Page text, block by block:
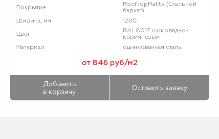
Покрытие
RooftopMatte (Стальной
бархат)
Ширина, мм
1200
Цвет
RAL 8017 шоколадно-
коричневый
Материал
оцинкованная сталь
от 846 руб/м2
Добавить
в корзину
Оставить заявку